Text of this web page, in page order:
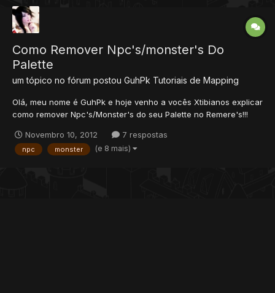
Como Remover Npc's/monster's Do
Palette
um tópico no fórum postou GuhPk Tutoriais de Mapping
Olá, meu nome é GuhPk e hoje venho a vocês Xtibianos explicar
como remover Npc's/Monster's do seu Palette no Remere's!!!
===================================================
============ Windows XP 1 º Passo Abr...
Novembro 10, 2012 7 respostas
npc monster (e 8 mais)